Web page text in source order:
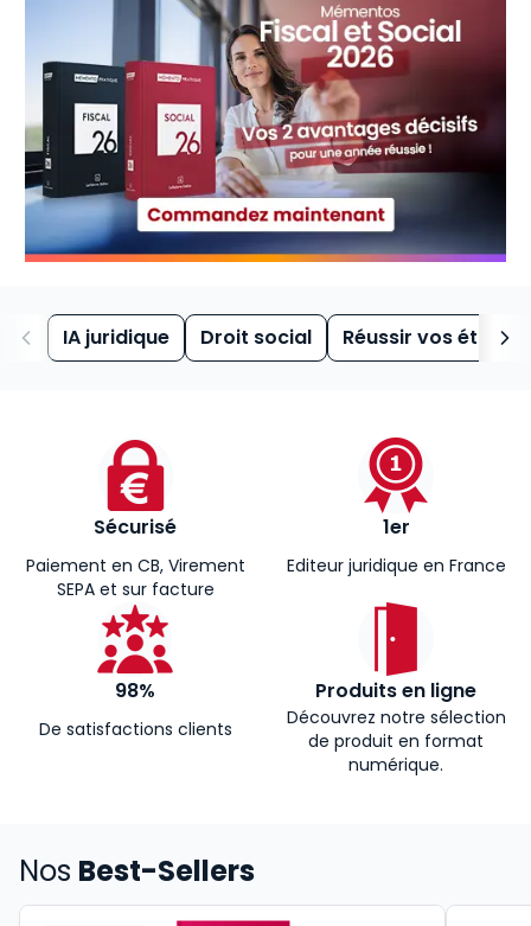
IA juridique Droit social Réussir vos études
Sécurisé
Paiement en CB, Virement
SEPA et sur facture
1er
Editeur juridique en France
98%
De satisfactions clients
Produits en ligne
Découvrez notre sélection
de produit en format
numérique.
Nos Best-Sellers